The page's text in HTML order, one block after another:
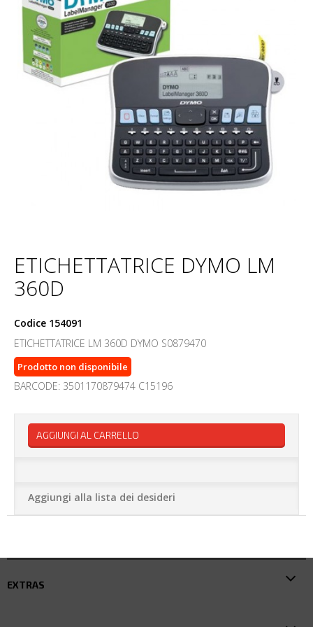
ETICHETTATRICE DYMO LM
360D
Codice 154091
ETICHETTATRICE LM 360D DYMO S0879470
Prodotto non disponibile
BARCODE: 3501170879474 C15196
AGGIUNGI AL CARRELLO
Aggiungi alla lista dei desideri
EXTRAS